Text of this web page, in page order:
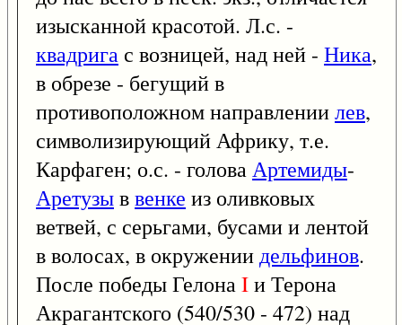
изысканной красотой. Л.с. -
квадрига с возницей, над ней - Ника,
в обрезе - бегущий в
противоположном направлениилев,
символизирующий Африку, т.е.
Карфаген; о.с. - головаАртемиды-
Аретузыввенке из оливковых
ветвей, с серьгами, бусами и лентой
в волосах, в окружениидельфинов.
После победы ГелонаIи Терона
Акрагантского (540/530 - 472) над